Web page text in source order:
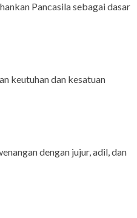
Pancasila sebagai dasar
keutuhan dan kesatuan
dengan jujur, adil, dan